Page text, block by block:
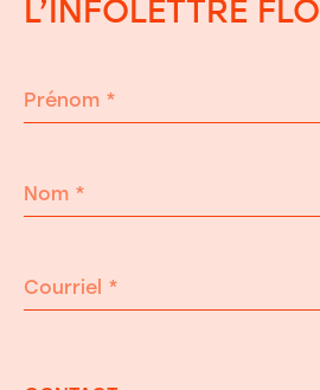
L’INFOLETTRE FLO
Prénom *
Nom *
Courriel *